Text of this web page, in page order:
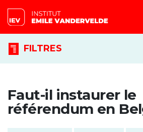
FILTRES
Faut-il instaurer le
référendum en